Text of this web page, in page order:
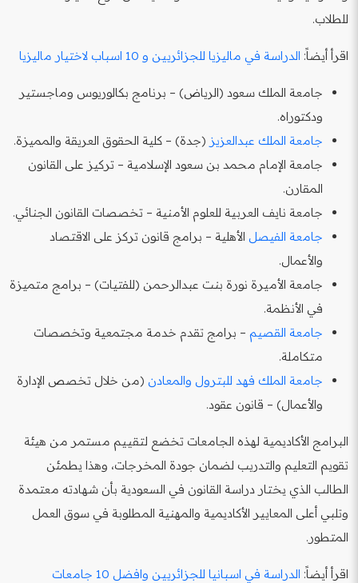
للطلاب.
اقرأ أيضاً: الدراسة في ماليزيا للجزائريين و 10 اسباب لاختيار ماليزيا
جامعة الملك سعود (الرياض) – برنامج بكالوريوس وماجستير
ودكتوراه.
جامعة الملك عبدالعزيز (جدة) – كلية الحقوق العريقة والمميزة.
جامعة الإمام محمد بن سعود الإسلامية – تركيز على القانون
المقارن.
جامعة نايف العربية للعلوم الأمنية – تخصصات القانون الجنائي.
جامعة الفيصل الأهلية – برامج قانون تركز على الاقتصاد
والأعمال.
جامعة الأميرة نورة بنت عبدالرحمن (للفتيات) – برامج متميزة
في الأنظمة.
جامعة القصيم – برامج تقدم خدمة مجتمعية وتخصصات
متكاملة.
جامعة الملك فهد للبترول والمعادن (من خلال تخصص الإدارة
والأعمال) – قانون عقود.
البرامج الأكاديمية لهذه الجامعات تخضع لتقييم مستمر من هيئة
تقويم التعليم والتدريب لضمان جودة المخرجات، وهذا يطمئن
الطالب الذي يختار دراسة القانون في السعودية بأن شهادته معتمدة
وتلبي أعلى المعايير الأكاديمية والمهنية المطلوبة في سوق العمل
المتطور.
اقرأ أيضاً: الدراسة في اسبانيا للجزائريين وافضل 10 جامعات